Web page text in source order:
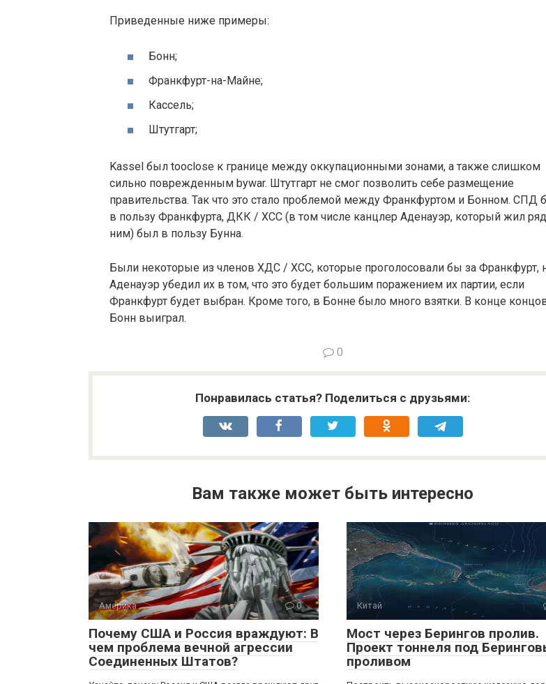
Приведенные ниже примеры:
Бонн;
Франкфурт-на-Майне;
Кассель;
Штутгарт;
Kassel был tooclose к границе между оккупационными зонами, а также слишком
сильно поврежденным bywar. Штутгарт не смог позволить себе размещение
правительства. Так что это стало проблемой между Франкфуртом и Бонном. СПД
в пользу Франкфурта, ДКК / ХСС (в том числе канцлер Аденауэр, который жил
ним) был в пользу Бунна.
Были некоторые из членов ХДС / ХСС, которые проголосовали бы за Франкфурт,
Аденауэр убедил их в том, что это будет большим поражением их партии, если
Франкфурт будет выбран. Кроме того, в Бонне было много взятки. В конце
Бонн выиграл.
0
Понравилась статья? Поделиться с друзьями:
Вам также может быть интересно
Америка 0
Почему США и Россия враждуют: В
чем проблема вечной агрессии
Соединенных Штатов?
Китай
Мост через Берингов пролив.
Проект тоннеля под
проливом